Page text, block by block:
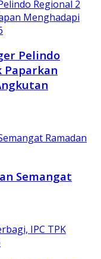
Pelindo
Paparkan
Semangat